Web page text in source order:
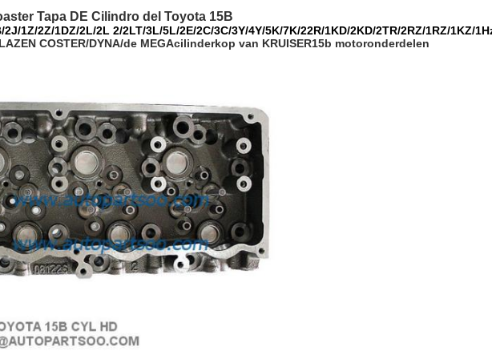
Tapa DE Cilindro del Toyota 15B
1Z/2Z/1DZ/2L/2L 2/2LT/3L/5L/2E/2C/3C/3Y/4Y/5K/7K/22R/1KD/2KD/2TR/2RZ/1RZ/1KZ/
COSTER/DYNA/de MEGAcilinderkop van KRUISER15b motoronderdelen